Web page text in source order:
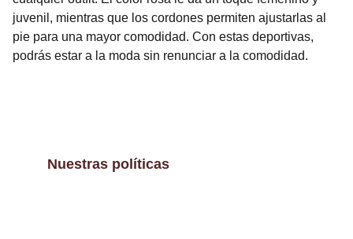
juvenil, mientras que los cordones permiten ajustarlas al
pie para una mayor comodidad. Con estas deportivas,
podrás estar a la moda sin renunciar a la comodidad.
Nuestras políticas